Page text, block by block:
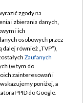
zgody na
i zbierania danych,
i ich
osobowych przez
dalej również „TVP”),
Zaufanych
(w tym do
zainteresowań i
poniżej, a
PPID do Google.